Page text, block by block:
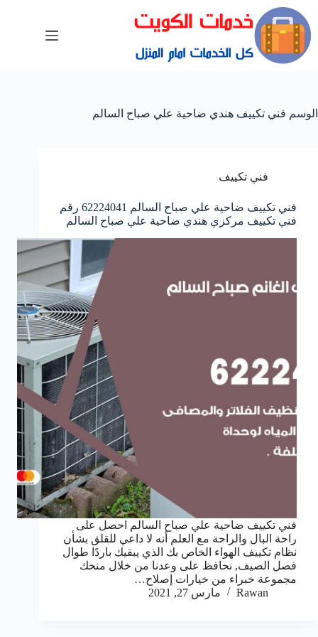
الوسم فني تكييف هندي ضاحية علي صباح السالم
فني تكييف
فني تكييف ضاحية علي صباح السالم 62224041 رقم
فني تكييف مركزي هندي ضاحية علي صباح السالم
فني تكييف ضاحية علي صباح السالم احصل على
راحة البال والراحة مع العلم أنه لا داعي للقلق بشأن
نظام تكييف الهواء الخاص بك الذي يبقيك باردًا طوال
فصل الصيف, نحافظ على وعدنا من خلال منحك
مجموعة خبراء من خيارات إصلاح…
Rawan
مارس 27, 2021